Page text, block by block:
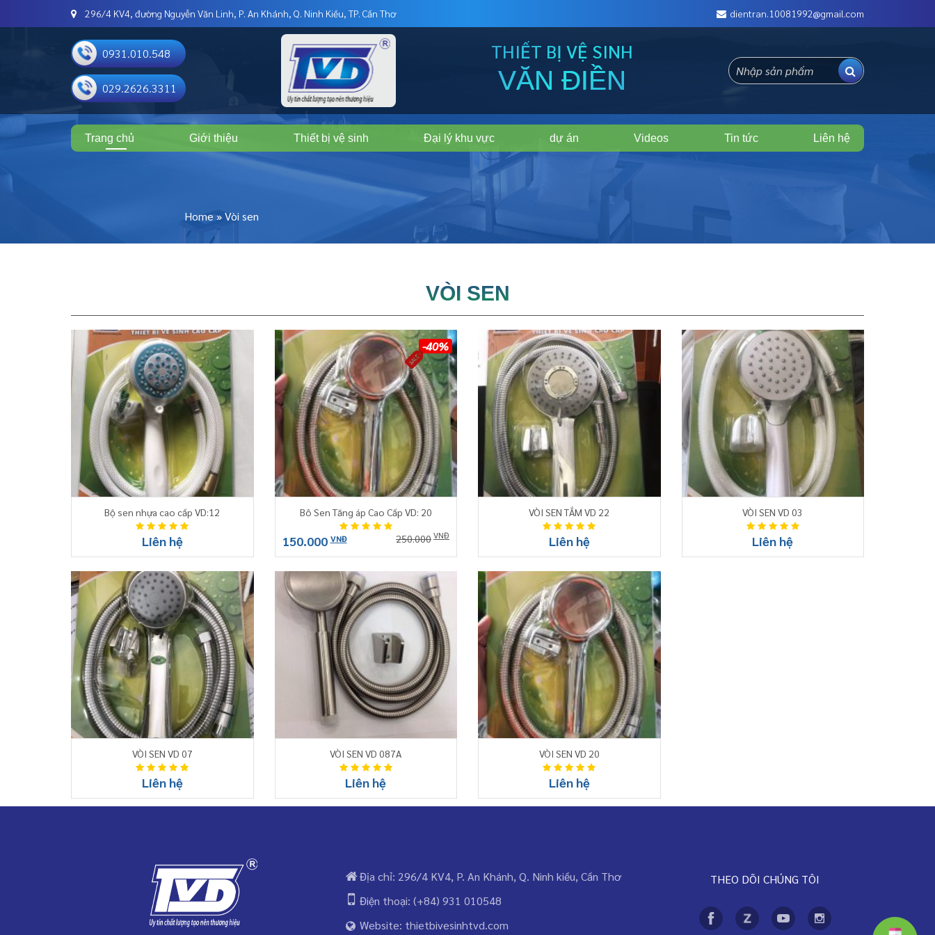
296/4 KV4, đường Nguyễn Văn Linh, P. An Khánh, Q. Ninh Kiều, TP. Cần Thơ dientran.10081992@gmail.com
0931.010.548
029.2626.3311
THIẾT BỊ VỆ SINH
VĂN ĐIỀN
Trang chủ Giới thiệu Thiết bị vệ sinh Đại lý khu vực dự án Videos Tin tức Liên hệ
Home»Vòi sen
VÒI SEN
Bộ sen nhựa cao cấp VD:12
Liên hệ
-40%
Bô Sen Tăng áp Cao Cấp VD: 20
150.000VNĐ 250.000VNĐ
VÒI SEN TẮM VD 22
Liên hệ
VÒI SEN VD 03
Liên hệ
VÒI SEN VD 07
Liên hệ
VÒI SEN VD 087A
Liên hệ
VÒI SEN VD 20
Liên hệ
Địa chỉ: 296/4 KV4, P. An Khánh, Q. Ninh kiều, Cần Thơ
Điện thoại: (+84) 931 010548
Website: thietbivesinhtvd.com
THEO DÕI CHÚNG TÔI